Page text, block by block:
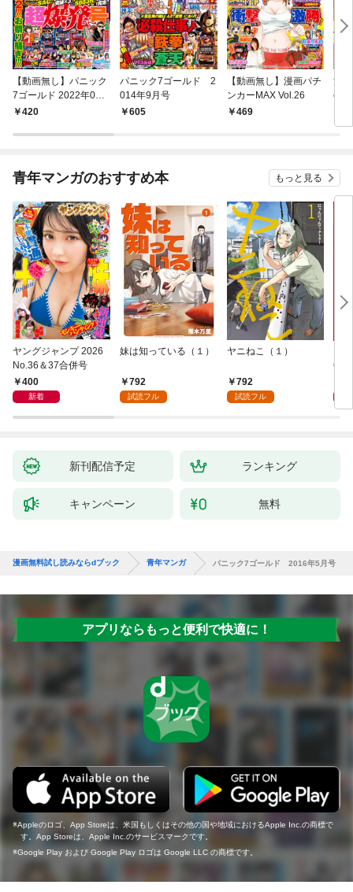
【動画無し】パニック
7ゴールド 2022年06
月号420
パニック7ゴールド 2
014年9月号
605
【動画無し】漫画パチ
ンカーMAX Vol.26
469
漫
青年マンガのおすすめ本 もっと見る
ヤングジャンプ 2026
No.36＆37合併号
400
新着
妹は知っている（１）
792
試読フル
ヤニねこ（１）
792
試読フル
6・
新刊配信予定 ランキング
キャンペーン 無料
漫画無料試し読みならdブック 青年マンガ パニック7ゴールド 2016年5月号
アプリならもっと便利で快適に！
Appleのロゴ、App Storeは、米国もしくはその他の国や地域におけるApple Inc.の商標で
す。App Storeは、Apple Inc.のサービスマークです。
Google Play および Google Play ロゴは Google LLC の商標です。